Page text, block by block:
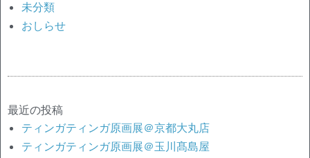
未分類
おしらせ
最近の投稿
ティンガティンガ原画展＠京都大丸店
ティンガティンガ原画展＠玉川髙島屋